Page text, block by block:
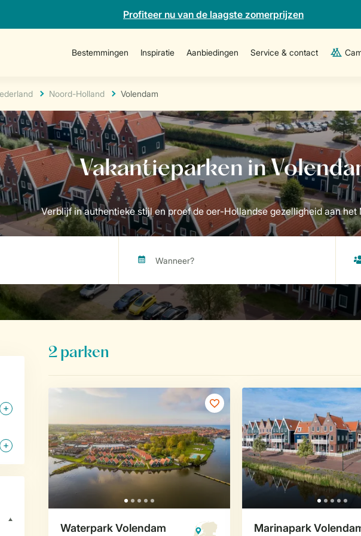
Profiteer nu van de laagste zomerprijzen
Bestemmingen Inspiratie Aanbiedingen Service & contact
Noord-Holland Volendam